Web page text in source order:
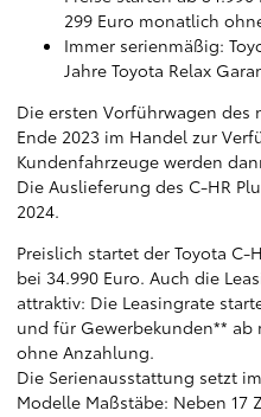
299 Euro monatlich
Immer serienmäßig:
Jahre Toyota Relax
Die ersten Vorführwagen des
Ende 2023 im Handel zur
Kundenfahrzeuge werden
Die Auslieferung des C-HR
2024.
Preislich startet der Toyota
bei 34.990 Euro. Auch die
attraktiv: Die Leasingrate
und für Gewerbekunden** ab
ohne Anzahlung.
Die Serienausstattung setzt
Modelle Maßstäbe: Neben